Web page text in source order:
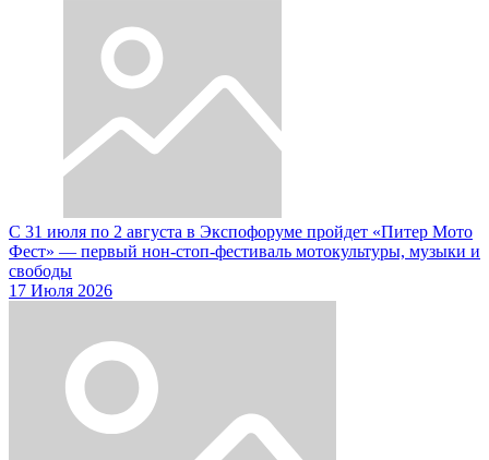
С 31 июля по 2 августа в Экспофоруме пройдет «Питер Мото
Фест» — первый нон-стоп-фестиваль мотокультуры, музыки и
свободы
17 Июля 2026